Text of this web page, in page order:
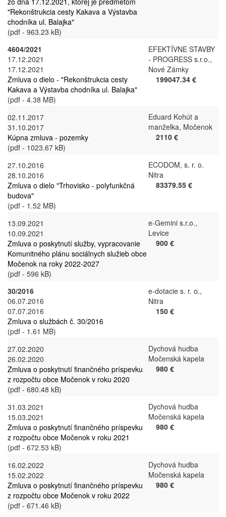
"Rekonštrukcia cesty Kakava a Výstavba
chodníka ul. Balajka"
(pdf - 963.23 kB)
4604/2021
17.12.2021
17.12.2021
Zmluva o dielo - "Rekonštrukcia cesty
Kakava a Výstavba chodníka ul. Balajka"
(pdf - 4.38 MB)
EFEKTÍVNE STAVBY
- PROGRESS s.r.o.,
Nové Zámky
199047.34 €
02.11.2017
31.10.2017
Kúpna zmluva - pozemky
(pdf - 1023.67 kB)
Eduard Kohút a
manželka, Močenok
2110 €
27.10.2016
28.10.2016
Zmluva o dielo "Trhovisko - polyfunkčná
budova"
(pdf - 1.52 MB)
ECODOM, s. r. o.
Nitra
83379.55 €
13.09.2021
10.09.2021
Zmluva o poskytnutí služby, vypracovanie
Komunitného plánu sociálnych služieb obce
Močenok na roky 2022-2027
(pdf - 596 kB)
e-Gemini s.r.o.,
Levice
900 €
30/2016
06.07.2016
07.07.2016
Zmluva o službách č. 30/2016
(pdf - 1.61 MB)
e-dotacie s. r. o.,
Nitra
150 €
27.02.2020
26.02.2020
Zmluva o poskytnutí finančného príspevku
z rozpočtu obce Močenok v roku 2020
(pdf - 680.48 kB)
Dychová hudba
Močenská kapela
980 €
31.03.2021
15.03.2021
Zmluva o poskytnutí finančného príspevku
z rozpočtu obce Močenok v roku 2021
(pdf - 672.53 kB)
Dychová hudba
Močenská kapela
980 €
16.02.2022
15.02.2022
Zmluva o poskytnutí finančného príspevku
z rozpočtu obce Močenok v roku 2022
(pdf - 671.46 kB)
Dychová hudba
Močenská kapela
980 €